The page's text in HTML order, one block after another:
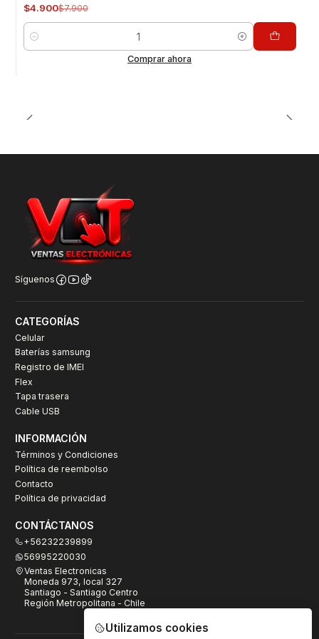
$4.900$7.900
Cantidad
Comprar ahora
Síguenos
CATEGORÍAS
Celular
Baterías samsung
Registro de IMEI
Flex
Tapa trasera
Cable USB
INFORMACIÓN
Términos y Condiciones
Política de reembolso
Contacto
Política de privacidad
CONTÁCTANOS
+56232239899
56995220030
Ventas Electronicas
Moneda 973, local 327
Santiago - Santiago Centro
Región Metropolitana - Chile
Utilizamos cookies